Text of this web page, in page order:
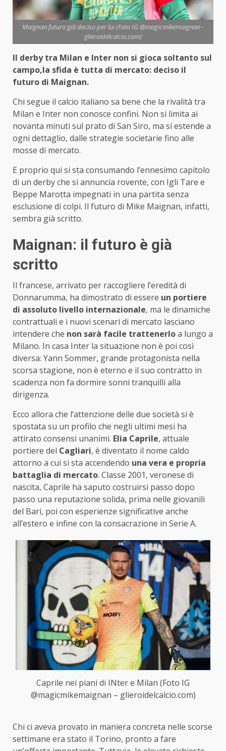
Maignan futuro già deciso per lui (Foto IG @magicmikemaignan -
glieroidelcalcio.com)
Il derby tra Milan e Inter non si gioca soltanto sul
campo,la sfida è tutta di mercato: deciso il
futuro di Maignan.
Chi segue il calcio italiano sa bene che la rivalità tra
Milan e Inter non conosce confini. Non si limita ai
novanta minuti sul prato di San Siro, ma si estende a
ogni dettaglio, dalle strategie societarie fino alle
mosse di mercato.
E proprio qui si sta consumando l’ennesimo capitolo
di un derby che si annuncia rovente, con Igli Tare e
Beppe Marotta impegnati in una partita senza
esclusione di colpi. Il futuro di Mike Maignan, infatti,
sembra già scritto.
Maignan: il futuro è già
scritto
Il francese, arrivato per raccogliere l’eredità di
Donnarumma, ha dimostrato di essere un portiere
di assoluto livello internazionale, ma le dinamiche
contrattuali e i nuovi scenari di mercato lasciano
intendere che non sarà facile trattenerloa lungo a
Milano. In casa Inter la situazione non è poi così
diversa: Yann Sommer, grande protagonista nella
scorsa stagione, non è eterno e il suo contratto in
scadenza non fa dormire sonni tranquilli alla
dirigenza.
Ecco allora che l’attenzione delle due società si è
spostata su un profilo che negli ultimi mesi ha
attirato consensi unanimi. Elia Caprile, attuale
portiere del Cagliari, è diventato il nome caldo
attorno a cui si sta accendendo una vera e propria
battaglia di mercato. Classe 2001, veronese di
nascita, Caprile ha saputo costruirsi passo dopo
passo una reputazione solida, prima nelle giovanili
del Bari, poi con esperienze significative anche
all’estero e infine con la consacrazione in Serie A.
Caprile nei piani di INter e Milan (Foto IG
@magicmikemaignan – glieroidelcalcio.com)
Chi ci aveva provato in maniera concreta nelle scorse
settimane era stato il Torino, pronto a fare